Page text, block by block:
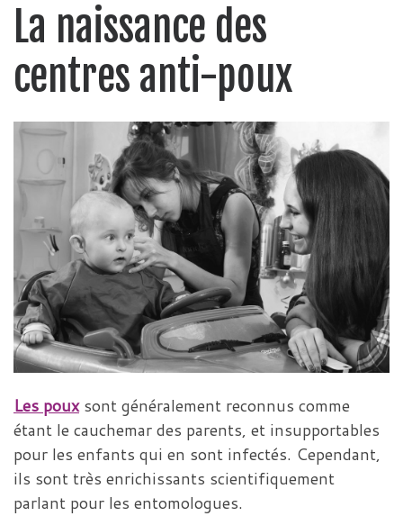
La naissance des
centres anti-poux
Les pouxsont généralement reconnus comme
étant le cauchemar des parents, et insupportables
pour les enfants qui en sont infectés. Cependant,
ils sont très enrichissants scientifiquement
parlant pour les entomologues.